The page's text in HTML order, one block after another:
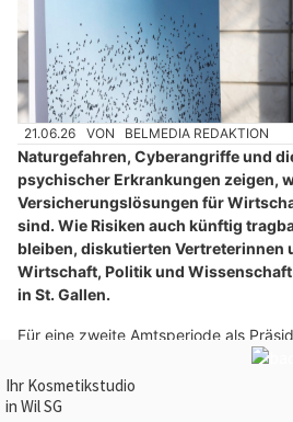
21.06.26 VON BELMEDIA REDAKTION
Naturgefahren, Cyberangriffe und
psychischer Erkrankungen zeigen,
Versicherungslösungen für
sind. Wie Risiken auch künftig
bleiben, diskutierten Vertreterinnen
Wirtschaft, Politik und Wissenschaft
in St. Gallen.
Für eine zweite Amtsperiode als
Versicherungsverbandes SVV
Neu in den Vorstand gewählt wurden
Deflorin und Peter Giger.